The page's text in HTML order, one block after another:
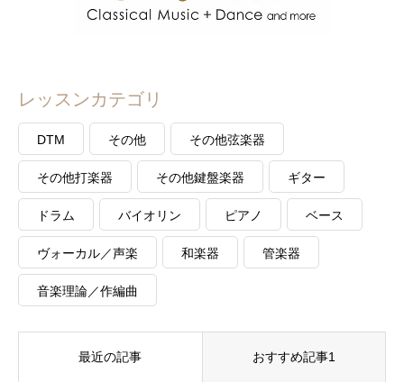
レッスンカテゴリ
DTM その他 その他弦楽器
その他打楽器 その他鍵盤楽器 ギター
ドラム バイオリン ピアノ ベース
ヴォーカル／声楽 和楽器 管楽器
音楽理論／作編曲
最近の記事 おすすめ記事1